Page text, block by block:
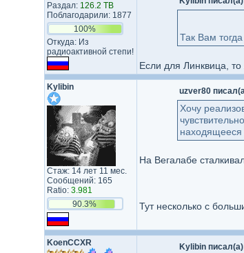
Раздал: 126.2 TB
Поблагодарили: 1877
100%
Откуда: Из
радиоактивной степи!
Так Вам
Если для Линквица,
Kylibin
Стаж: 14 лет 11 мес.
Сообщений: 165
Ratio: 3.981
90.3%
uzver80
Хочу
находящееся
На Вегалабе
Тут несколько с
KoenCCXR Kylibin